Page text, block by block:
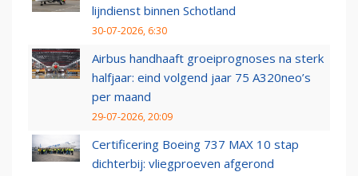
lijndienst binnen Schotland
30-07-2026, 6:30
Airbus handhaaft groeiprognoses na sterk
halfjaar: eind volgend jaar 75 A320neo’s
per maand
29-07-2026, 20:09
Certificering Boeing 737 MAX 10 stap
dichterbij: vliegproeven afgerond